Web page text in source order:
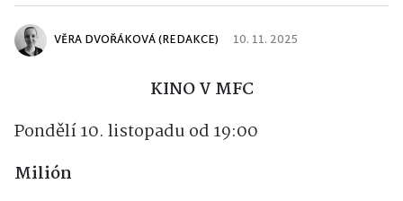
VĚRA DVOŘÁKOVÁ (REDAKCE) 10. 11. 2025
KINO V MFC
Pondělí 10. listopadu od 19:00
Milión